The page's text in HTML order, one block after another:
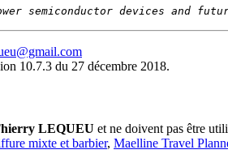
semiconductor devices and
10.7.3 du 27 décembre 2018.
LEQUEU et ne doivent pas être
mixte et barbier, Maelline Travel